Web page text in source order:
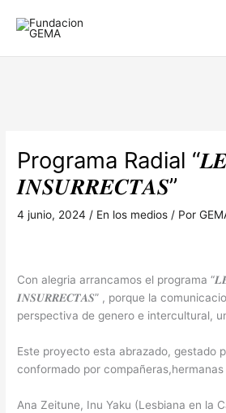
Programa Radial
𝑰𝑵𝑺𝑼𝑹𝑹𝑬𝑪𝑻𝑨𝑺”
4 junio, 2024 / En los medios / Por
Con alegria arrancamos el programa
𝑰𝑵𝑺𝑼𝑹𝑹𝑬𝑪𝑻𝑨𝑺” , porque la
perspectiva de genero e intercultural,
Este proyecto esta abrazado, gestado
conformado por
Ana Zeitune, Inu Yaku (Lesbiana en la